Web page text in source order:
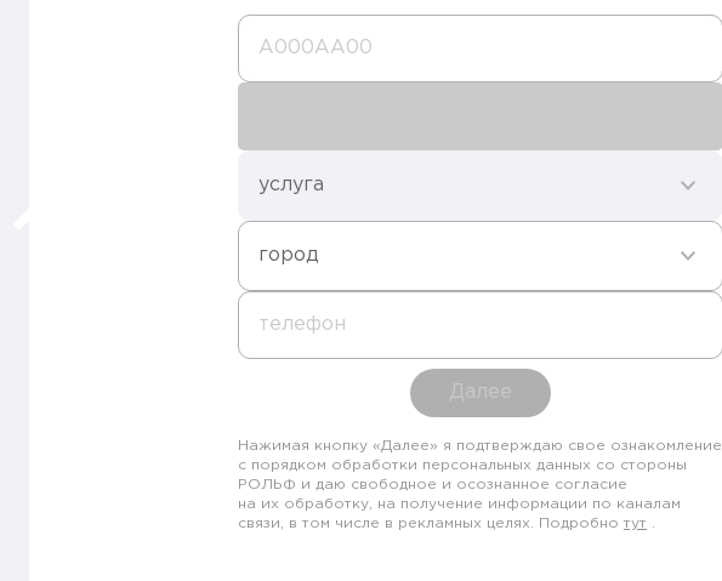
А000AA00
услуга
город
телефон
Далее
Нажимая кнопку «Далее» я подтверждаю свое ознакомление
с порядком обработки персональных данных со стороны
РОЛЬФ и даю свободное и осознанное согласие
на их обработку, на получение информации по каналам
связи, в том числе в рекламных целях. Подробно тут .